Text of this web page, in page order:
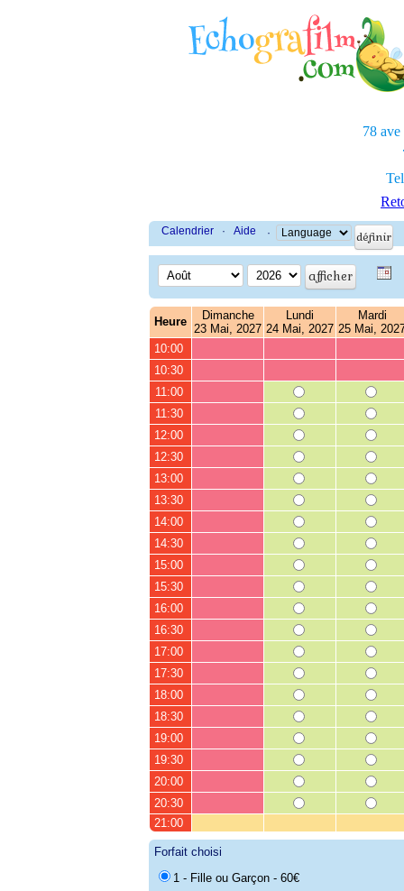
78 ave
Calendrier · Aide ·
Heure
Dimanche
23 Mai, 2027
Lundi
24 Mai, 2027
Mardi
25 Mai,
10:00
10:30
11:00
11:30
12:00
12:30
13:00
13:30
14:00
14:30
15:00
15:30
16:00
16:30
17:00
17:30
18:00
18:30
19:00
19:30
20:00
20:30
21:00
Forfait choisi
1 - Fille ou Garçon - 60€